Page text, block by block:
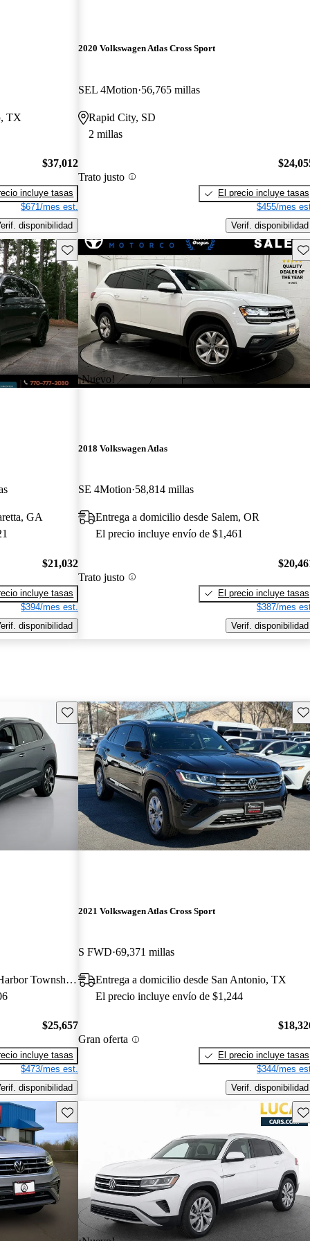
TX
$37,012
incluye tasas
$671/mes est.
disponibilidad
2020 Volkswagen Atlas Cross Sport
SEL 4Motion 56,765 millas
Rapid City, SD
2 millas
Trato justo
El precio incluye tasas
$455/mes
Verif. disponibilidad
Guarda este Aviso
GA
$21,032
incluye tasas
$394/mes est.
disponibilidad
¡Nuevo!
2018 Volkswagen Atlas
SE 4Motion 58,814 millas
Entrega a domicilio desde Salem, OR
El precio incluye envío de $1,461
Trato justo
El precio incluye tasas
$387/mes
Verif. disponibilidad
Guarda este Aviso
Entrega a domicilio desde Egg Harbor Township, NJ
$25,657
incluye tasas
$473/mes est.
disponibilidad
2021 Volkswagen Atlas Cross Sport
S FWD 69,371 millas
Entrega a domicilio desde San Antonio, TX
El precio incluye envío de $1,244
Gran oferta
El precio incluye tasas
$344/mes
Verif. disponibilidad
Guarda este Aviso